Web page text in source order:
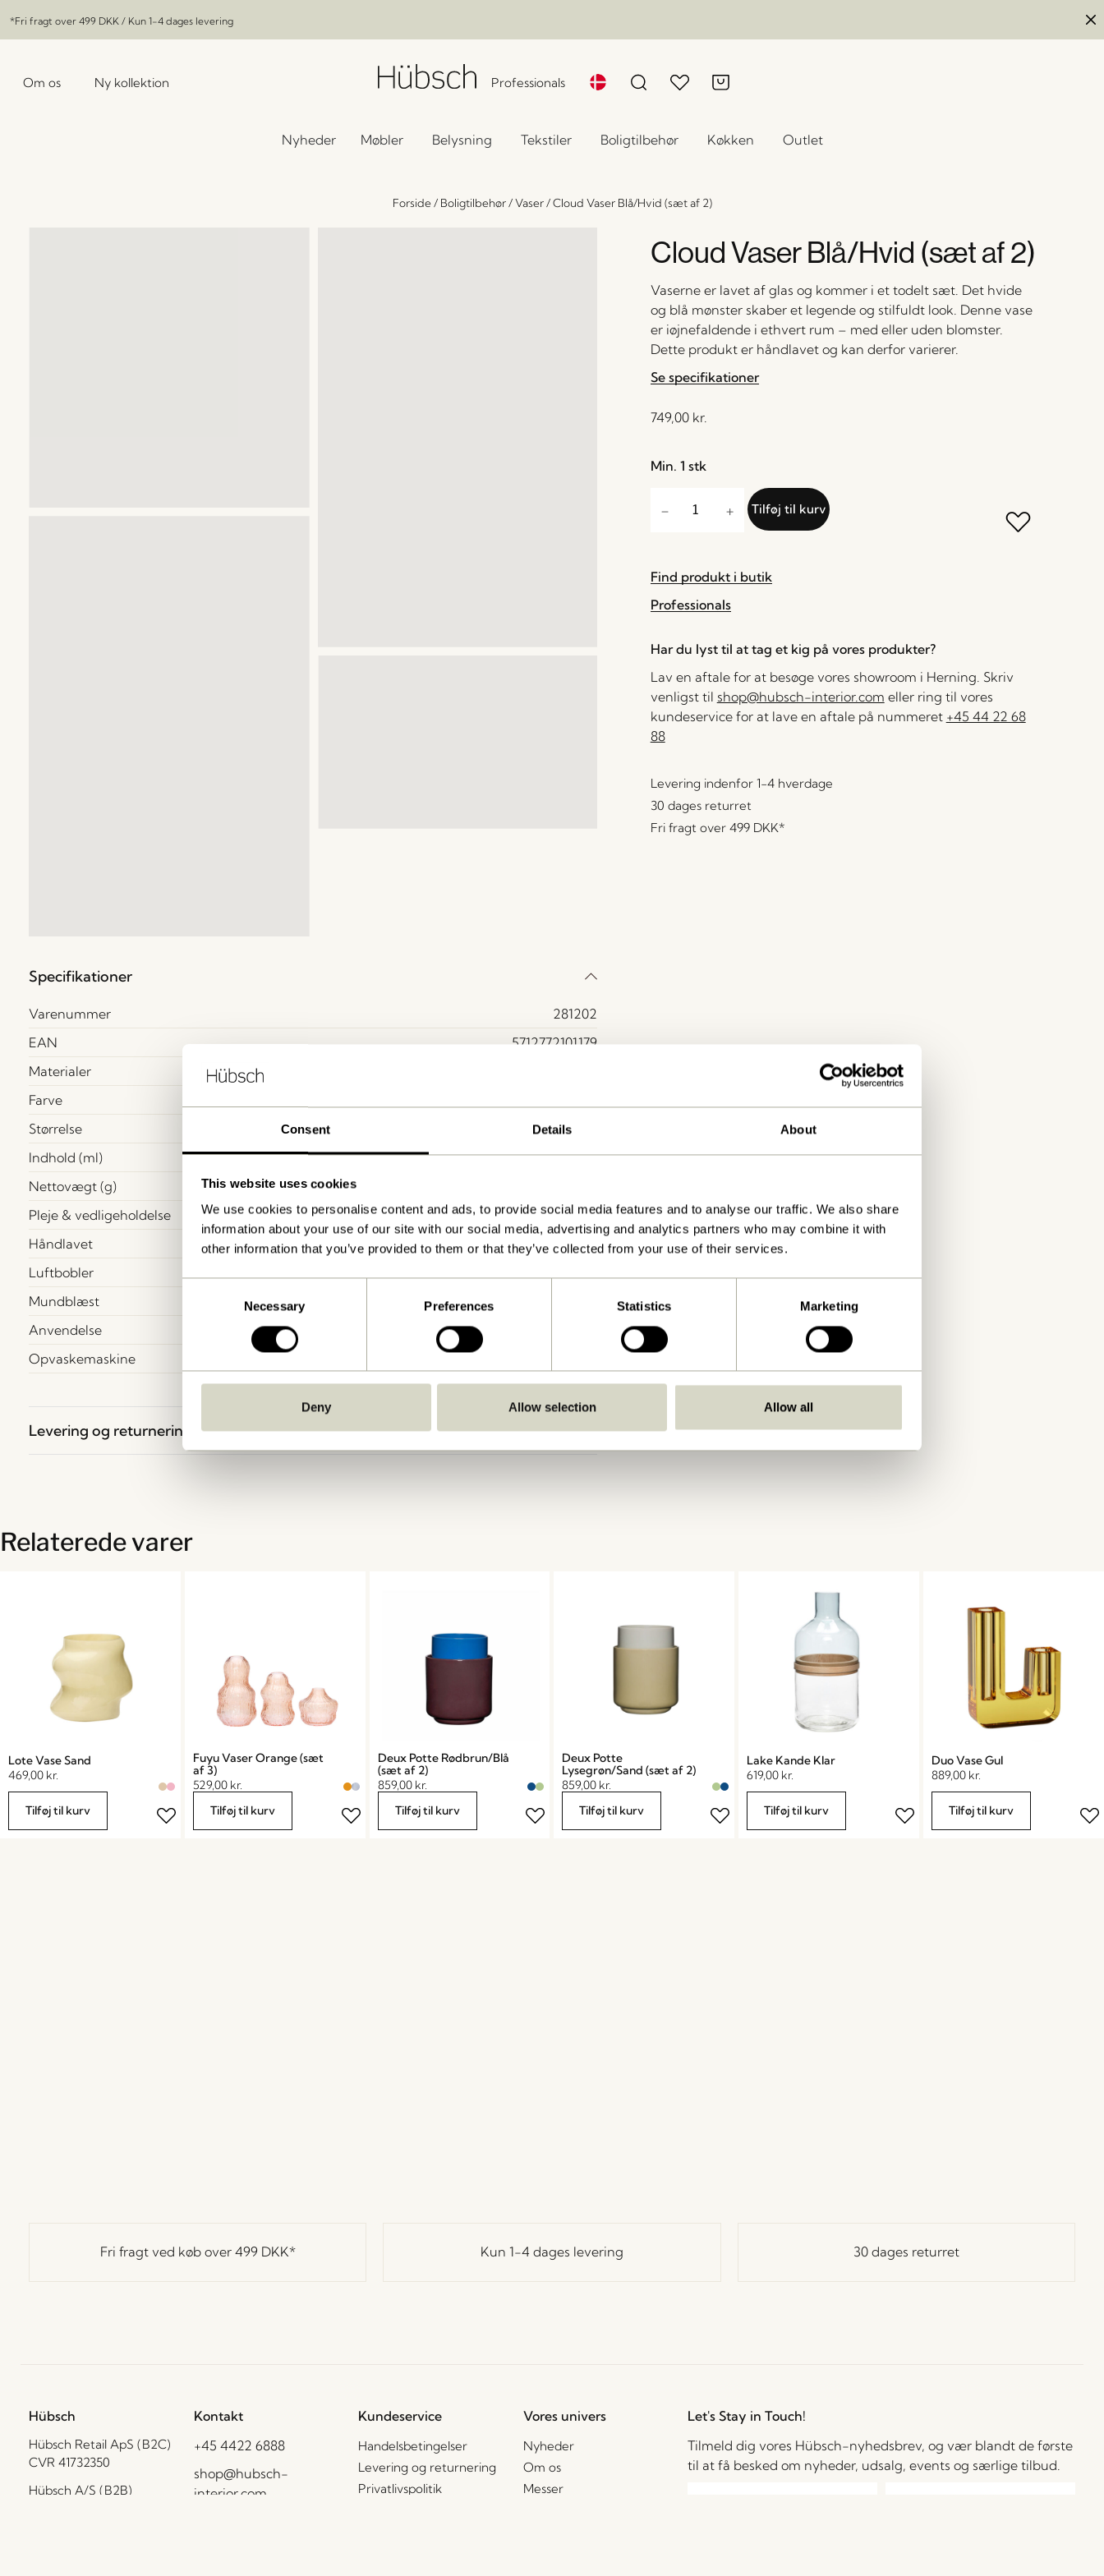
Consent Details About
This website uses cookies
We use cookies to personalise content and ads, to provide social media features and to analyse our traffic. We also share
information about your use of our site with our social media, advertising and analytics partners who may combine it with
other information that you’ve provided to them or that they’ve collected from your use of their services.
Necessary Preferences Statistics Marketing
Deny Allow selection Allow all
*Fri fragt over 499 DKK / Kun 1-4 dages levering
Om os Ny kollektion Professionals
Nyheder Møbler Belysning Tekstiler Boligtilbehør Køkken Outlet
Forside/ Boligtilbehør/Vaser/Cloud Vaser Blå/Hvid (sæt af 2)
Specifikationer
Varenummer
281202
EAN
5712772101179
Materialer
Farve
Størrelse
ø15xh18, ø17xh25cm
Indhold (ml)
2000, 4500
Nettovægt (g)
Pleje & vedligeholdelse
Se vejledning
Håndlavet
Ja
Luftbobler
Mundblæst
Anvendelse
Opvaskemaskine
Levering og returnering
Cloud Vaser Blå/Hvid (sæt af 2)
Vaserne er lavet af glas og kommer i et todelt sæt. Det hvide
og blå mønster skaber et legende og stilfuldt look. Denne vase
er iøjnefaldende i ethvert rum – med eller uden blomster.
Dette produkt er håndlavet og kan derfor varierer.
Se specifikationer
749,00 kr.
Min. 1 stk
Tilføj til kurv
Find produkt i butik
Professionals
Har du lyst til at tag et kig på vores produkter?
Lav en aftale for at besøge vores showroom i Herning. Skriv
venligst til shop@hubsch-interior.com eller ring til vores
kundeservice for at lave en aftale på nummeret +45 44 22 68
88
Levering indenfor 1-4 hverdage
30 dages returret
Fri fragt over 499 DKK*
Relaterede varer
Lote Vase Sand
469,00 kr.
Tilføj til kurv
Fuyu Vaser Orange (sæt
af 3)
529,00 kr.
Tilføj til kurv
Deux Potte Rødbrun/Blå
(sæt af 2)
859,00 kr.
Tilføj til kurv
Deux Potte
Lysegrøn/Sand (sæt af 2)
859,00 kr.
Tilføj til kurv
Lake Kande Klar
619,00 kr.
Tilføj til kurv
Duo Vase Gul
889,00 kr.
Tilføj til kurv
Fri fragt ved køb over 499 DKK* Kun 1-4 dages levering 30 dages returret
Hübsch
Hübsch Retail ApS (B2C)
CVR 41732350
Hübsch A/S (B2B)
Kontakt
+45 4422 6888
shop@hubsch-
interior.com
Kundeservice
Handelsbetingelser
Levering og returnering
Privatlivspolitik
Vores univers
Nyheder
Om os
Messer
Let's Stay in Touch!
Tilmeld dig vores Hübsch-nyhedsbrev, og vær blandt de første
til at få besked om nyheder, udsalg, events og særlige tilbud.